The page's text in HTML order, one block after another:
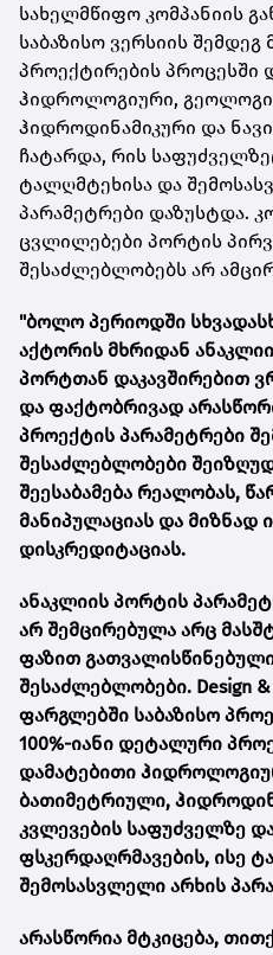
სახელმწიფო კომპანიის
საბაზისო ვერსიის
პროექტირების პროცესში
ჰიდროლოგიური,
ჰიდროდინამიკური და
ჩატარდა, რის
ტალღმტეხისა და
პარამეტრები დაზუსტდა.
ცვლილებები პორტის
შესაძლებლობებს არ
"ბოლო პერიოდში
აქტორის მხრიდან
პორტთან დაკავშირებით
და ფაქტობრივად
პროექტის პარამეტრები
შესაძლებლობები
შეესაბამება რეალობას,
მანიპულაციას და მიზნად
დისკრედიტაციას.
ანაკლიის პორტის
არ შემცირებულა არც
ფაზით
შესაძლებლობები. Design
ფარგლებში საბაზისო
100%-იანი დეტალური
დამატებითი
ბათიმეტრიული,
კვლევების საფუძველზე
ფსკერდაღრმავების, ისე
შემოსასვლელი არხის
არასწორია მტკიცება,